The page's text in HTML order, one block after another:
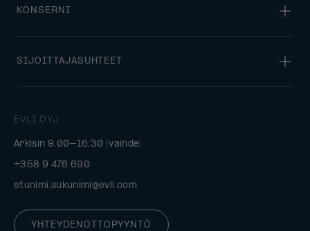
EVLI OYJ
Arkisin 9.00–16.30 (vaihde)
+358 9 476 690
etunimi.sukunimi@evli.com
YHTEYDENOTTOPYYNTÖ
KONSERNI
SIJOITTAJASUHTEET